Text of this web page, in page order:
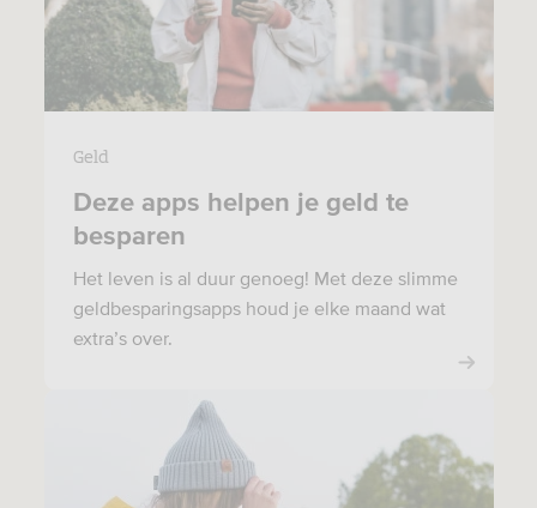
Deze apps helpen je geld te
besparen
Geld
Het leven is al duur genoeg! Met deze slimme
geldbesparingsapps houd je elke maand wat
extra’s over.